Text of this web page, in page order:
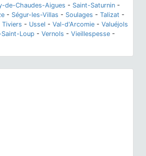
de-Chaudes-Aigues - Saint-Saturnin -
- Ségur-les-Villas - Soulages - Talizat -
Tiviers - Ussel - Val-d'Arcomie - Valuéjols
Loup - Vernols - Vieillespesse -